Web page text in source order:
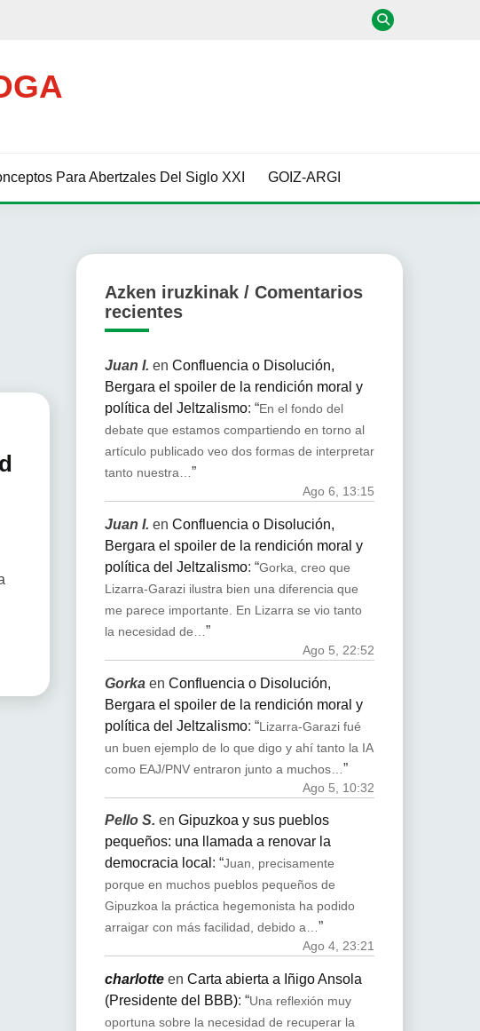
Para Abertzales Del Siglo XXI GOIZ-ARGI
Azken iruzkinak / Comentarios
recientes
Juan I. en Confluencia o Disolución,
Bergara el spoiler de la rendición moral y
política del Jeltzalismo: “En el fondo del
debate que estamos compartiendo en torno al
artículo publicado veo dos formas de interpretar
tanto nuestra…”
Ago 6, 13:15
Juan I. en Confluencia o Disolución,
Bergara el spoiler de la rendición moral y
política del Jeltzalismo: “Gorka, creo que
Lizarra-Garazi ilustra bien una diferencia que
me parece importante. En Lizarra se vio tanto
la necesidad de… ”
Ago 5, 22:52
Gorkaen Confluencia o Disolución,
Bergara el spoiler de la rendición moral y
política del Jeltzalismo: “Lizarra-Garazi fué
un buen ejemplo de lo que digo y ahí tanto la IA
como EAJ/PNV entraron junto a muchos… ”
Ago 5, 10:32
Pello S. en Gipuzkoa y sus pueblos
pequeños: una llamada a renovar la
democracia local : “Juan, precisamente
porque en muchos pueblos pequeños de
Gipuzkoa la práctica hegemonista ha podido
arraigar con más facilidad, debido a…”
Ago 4, 23:21
charlotteen Carta abierta a Iñigo Ansola
(Presidente del BBB): “Una reflexión muy
oportuna sobre la necesidad de recuperar la